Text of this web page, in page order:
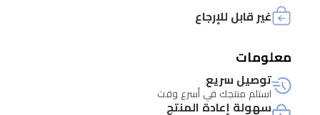
يتميز
الجهاز
بشاشة
غامرة
مقاس
غير قابل للإرجاع
معلومات
توصيل سريع
استلم منتجك في أسرع وقت
سهولة إعادة المنتج